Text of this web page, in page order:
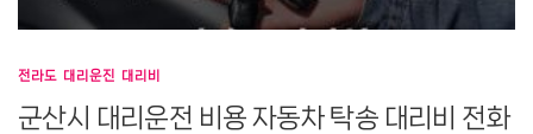
전라도 대리운진 대리비
군산시 대리운전 비용 자동차 탁송 대리비 전화